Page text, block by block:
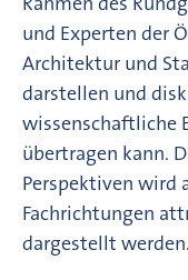
und Experten der
Architektur und
darstellen und
wissenschaftliche
übertragen kann.
Perspektiven wird
Fachrichtungen
dargestellt werden.